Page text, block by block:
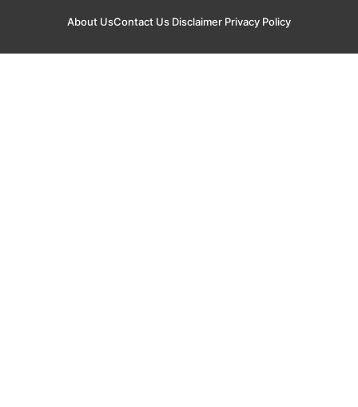
About UsContact Us Disclaimer Privacy Policy